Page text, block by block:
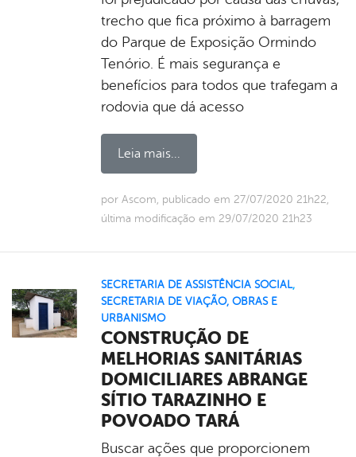
trecho que fica próximo à barragem
do Parque de Exposição Ormindo
Tenório. É mais segurança e
benefícios para todos que trafegam a
rodovia que dá acesso
Leia mais...
por Ascom, publicado em 27/07/2020 21h22,
última modificação em 29/07/2020 21h23
SECRETARIA DE ASSISTÊNCIA SOCIAL,
SECRETARIA DE VIAÇÃO, OBRAS E
URBANISMO
CONSTRUÇÃO DE
MELHORIAS SANITÁRIAS
DOMICILIARES ABRANGE
SÍTIO TARAZINHO E
POVOADO TARÁ
Buscar ações que proporcionem